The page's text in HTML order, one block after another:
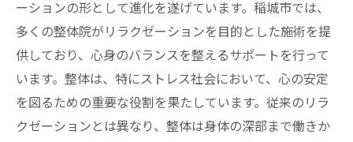
ーションの形として進化を遂げています。稲城市では、
多くの整体院がリラクゼーションを目的とした施術を提
供しており、心身のバランスを整えるサポートを行って
います。整体は、特にストレス社会において、心の安定
を図るための重要な役割を果たしています。従来のリラ
クゼーションとは異なり、整体は身体の深部まで働きか